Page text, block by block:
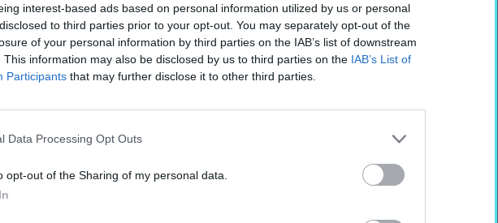
interest-based ads based on personal information utilized by us or personal
to third parties prior to your opt-out. You may separately opt-out of the
of your personal information by third parties on the IAB’s list of downstream
This information may also be disclosed by us to third parties on the IAB’s List of
Participants that may further disclose it to other third parties.
Data Processing Opt Outs
opt-out of the Sharing of my personal data.
címkéjű cikkek
magad!